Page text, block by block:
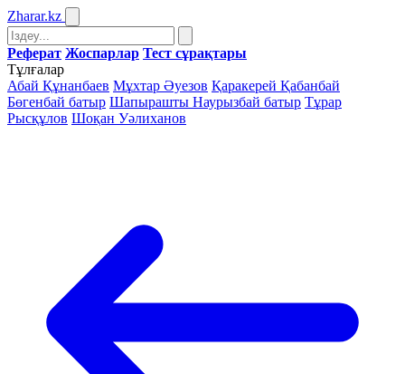
Zharar.kz
Реферат Жоспарлар Тест сұрақтары
Тұлғалар
Абай Құнанбаев Мұхтар Әуезов Қаракерей Қабанбай
Бөгенбай батыр Шапырашты Наурызбай батыр Тұрар
Рысқұлов Шоқан Уәлиханов